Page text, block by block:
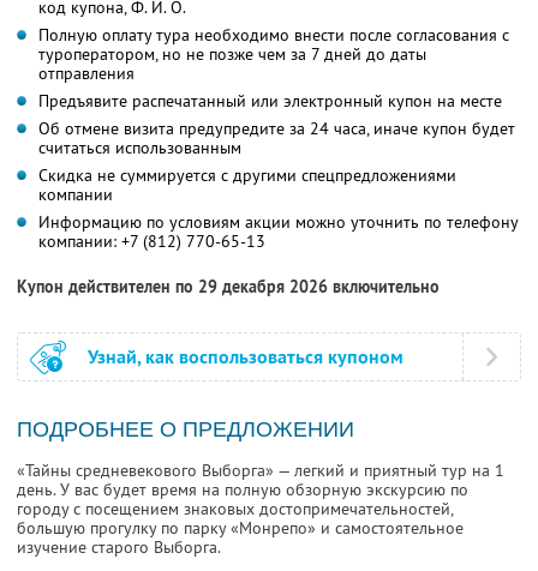
код купона,Ф. И. О.
Полную оплату тура необходимо внести после согласования с
туроператором, но не позже чем за 7 дней до даты
отправления
Предъявите распечатанный или электронный купон на месте
Об отмене визита предупредите за 24 часа, иначе купон будет
считаться использованным
Скидка не суммируется с другими спецпредложениями
компании
Информацию по условиям акции можно уточнить по телефону
компании: +7 (812) 770-65-13
Купон действителен по 29 декабря 2026 включительно
Узнай, как воспользоваться купоном
ПОДРОБНЕЕ О ПРЕДЛОЖЕНИИ
«Тайны средневекового Выборга» — легкий и приятный тур на 1
день. У вас будет время на полную обзорную экскурсию по
городу с посещением знаковых достопримечательностей,
большую прогулку по парку «Монрепо» и самостоятельное
изучение старого Выборга.